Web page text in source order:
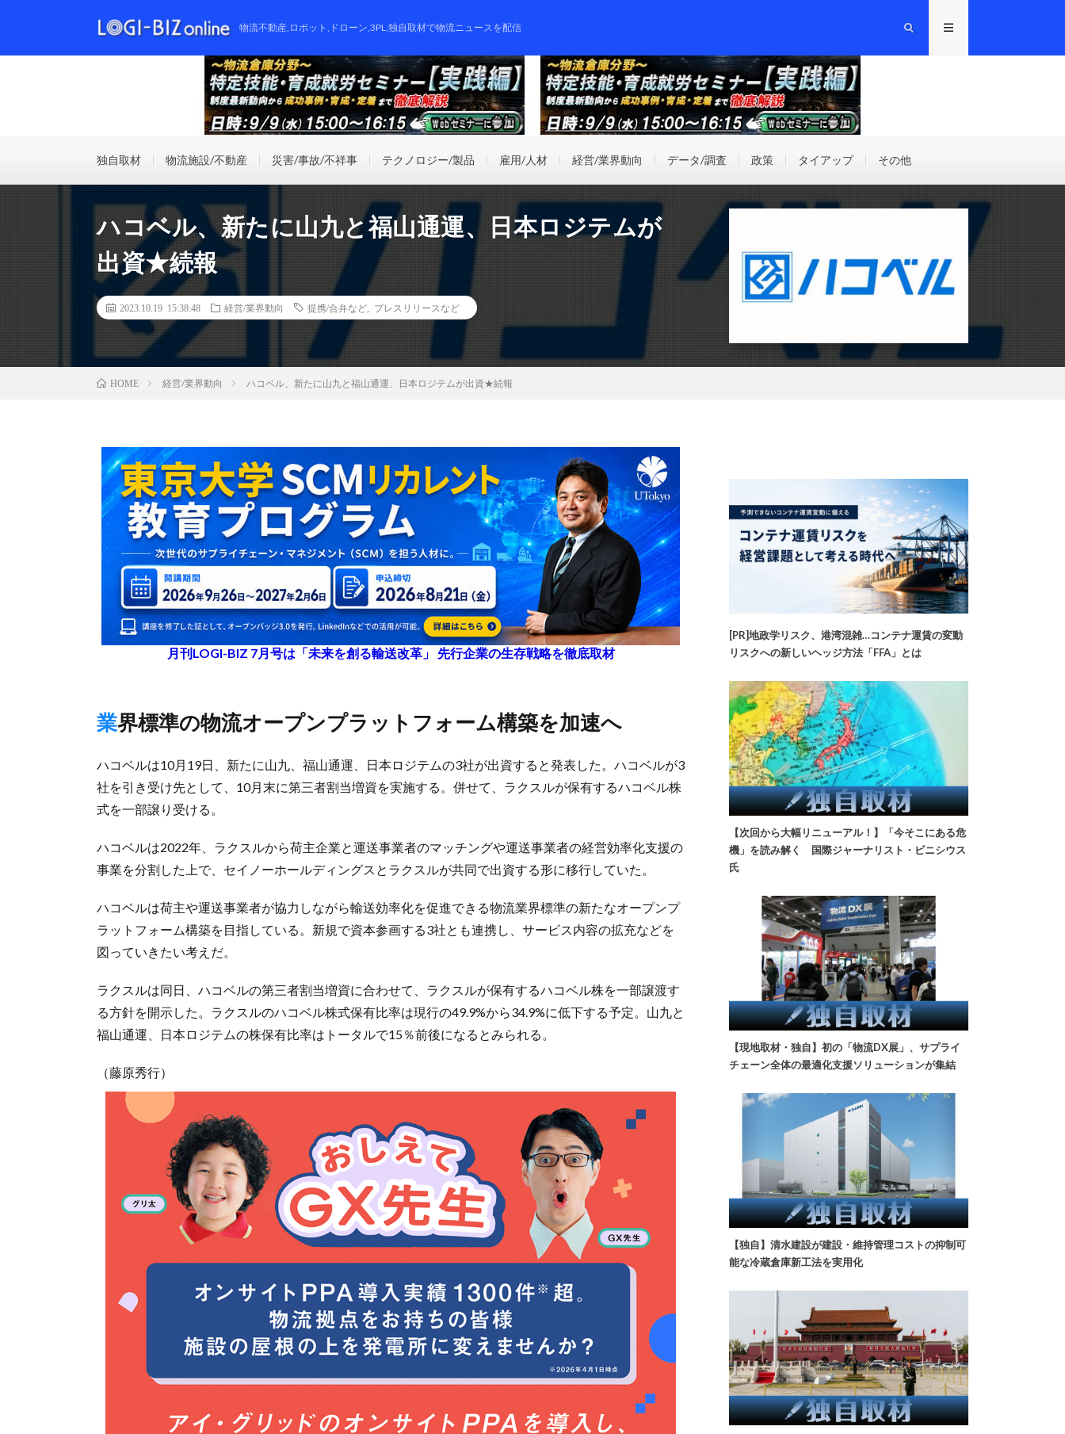
物流不動産,ロボット,ドローン,3PL,独自取材で物流ニュースを配信
独自取材 物流施設/不動産 災害/事故/不祥事 テクノロジー/製品 雇用/人材 経営/業界動向 データ/調査 政策 タイアップ その他
ハコベル、新たに山九と福山通運、日本ロジテムが
出資★続報
2023.10.19 15:38:48 経営/業界動向 提携/合弁など プレスリリースなど
HOME 経営/業界動向 ハコベル、新たに山九と福山通運、日本ロジテムが出資★続報
月刊LOGI-BIZ 7月号は「未来を創る輸送改革」 先行企業の生存戦略を徹底取材
業界標準の物流オープンプラットフォーム構築を加速へ
ハコベルは10月19日、新たに山九、福山通運、日本ロジテムの3社が出資すると発表した。ハコベルが3
社を引き受け先として、10月末に第三者割当増資を実施する。併せて、ラクスルが保有するハコベル株
式を一部譲り受ける。
ハコベルは2022年、ラクスルから荷主企業と運送事業者のマッチングや運送事業者の経営効率化支援の
事業を分割した上で、セイノーホールディングスとラクスルが共同で出資する形に移行していた。
ハコベルは荷主や運送事業者が協力しながら輸送効率化を促進できる物流業界標準の新たなオープンプ
ラットフォーム構築を目指している。新規で資本参画する3社とも連携し、サービス内容の拡充などを
図っていきたい考えだ。
ラクスルは同日、ハコベルの第三者割当増資に合わせて、ラクスルが保有するハコベル株を一部譲渡す
る方針を開示した。ラクスルのハコベル株式保有比率は現行の49.9%から34.9%に低下する予定。山九と
福山通運、日本ロジテムの株保有比率はトータルで15％前後になるとみられる。
（藤原秀行）
[PR]地政学リスク、港湾混雑…コンテナ運賃の変動
リスクへの新しいヘッジ方法「FFA」とは
【次回から大幅リニューアル！】「今そこにある危
機」を読み解く 国際ジャーナリスト・ビニシウス
氏
【現地取材・独自】初の「物流DX展」、サプライ
チェーン全体の最適化支援ソリューションが集結
【独自】清水建設が建設・維持管理コストの抑制可
能な冷蔵倉庫新工法を実用化